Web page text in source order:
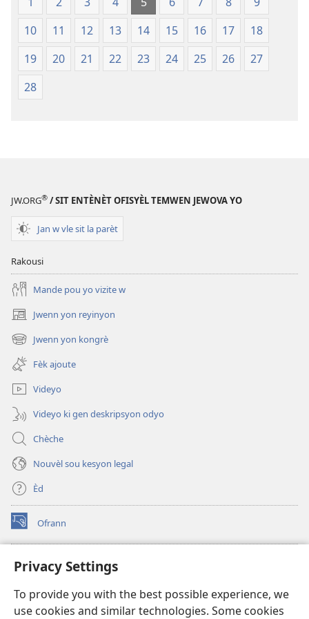
Privacy Settings
To provide you with the best possible experience, we
use cookies and similar technologies. Some cookies
monn
nouvo
10
11 12 13 14 15 16 17
18
19
20 21 22 23 24 25 26
27
28
JW.ORG® / SIT ENTÈNÈT OFISYÈL TEMWEN JEWOVA YO
Jan w vle sit la parèt
Rakousi
Mande pou yo vizite w
Jwenn yon reyinyon
(opens
new
window)
Jwenn yon kongrè
(opens
new
window)
Fèk ajoute
Videyo
Videyo ki gen deskripsyon odyo
Chèche
Nouvèl sou kesyon legal
Èd
Ofrann
(opens
new
Bibliyotèk sou Entènèt
(opens
window)JW Hub
(opens
new